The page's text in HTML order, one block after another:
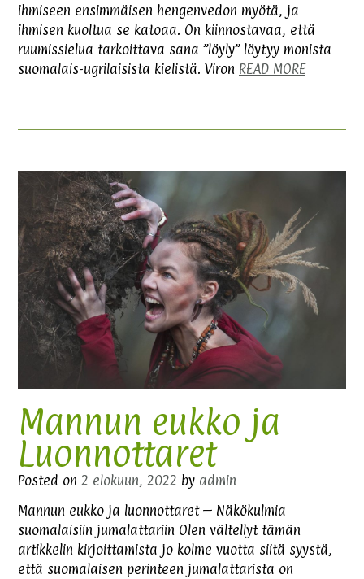
ihmiseen ensimmäisen hengenvedon myötä, ja
ihmisen kuoltua se katoaa. On kiinnostavaa, että
ruumissielua tarkoittava sana ”löyly” löytyy monista
suomalais-ugrilaisista kielistä. Viron READ MORE
Mannun eukko ja
Luonnottaret
Posted on 2 elokuun, 2022 by admin
Mannun eukko ja luonnottaret – Näkökulmia
suomalaisiin jumalattariin Olen vältellyt tämän
artikkelin kirjoittamista jo kolme vuotta siitä syystä,
että suomalaisen perinteen jumalattarista on